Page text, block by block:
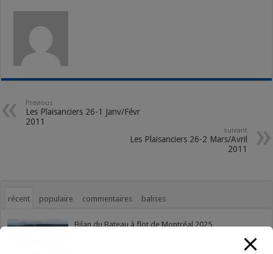
Previous
Les Plaisanciers 26-1 Janv/Févr
2011
suivant
Les Plaisanciers 26-2 Mars/Avril
2011
récent populaire commentaires balises
Bilan du Bateau à flot de Montréal 2025